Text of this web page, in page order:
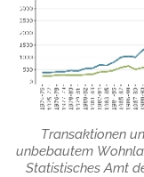
Transaktionen
unbebautem
Statistisches Amt